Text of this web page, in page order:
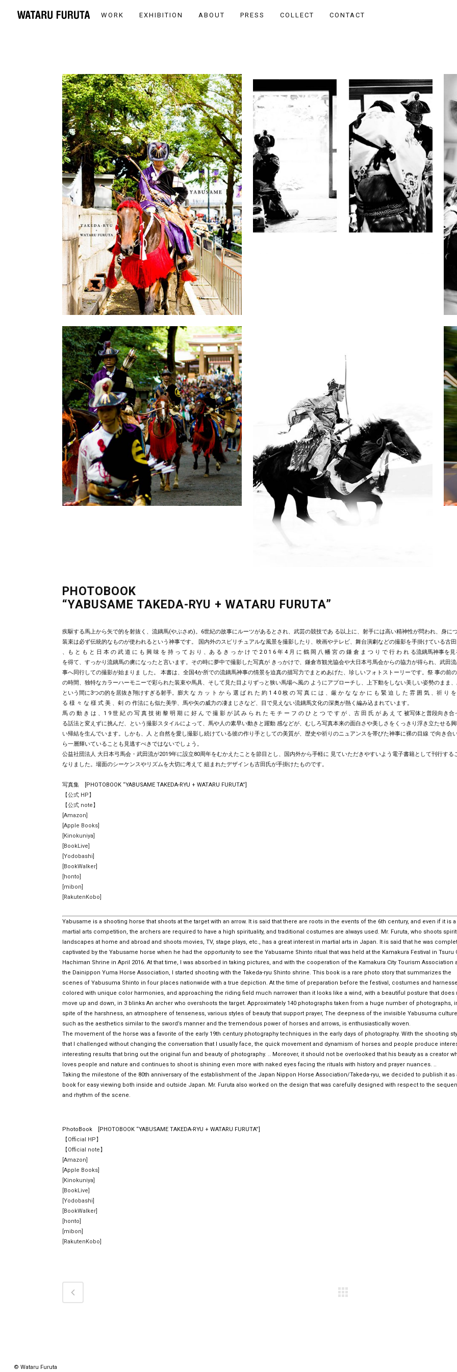
WORK EXHIBITION ABOUT PRESS COLLECT CONTACT
PHOTOBOOK
“YABUSAME TAKEDA-RYU + WATARU FURUTA”
疾駆する馬上から矢で的を射抜く、流鏑馬(やぶさめ)。6世紀の故事にルーツがあるとされ、武芸の競技であ る以上に、射手には高い精神性が問われ、身に
装束は必ず伝統的なものが使われるという神事です。 国内外のスピリチュアルな風景を撮影したり、映画やテレビ、舞台演劇などの撮影を手掛けている古
、も と も と 日 本 の 武 道 に も 興 味 を 持 っ て お り 、あ る き っ か け で 2 0 1 6 年 4 月 に 鶴 岡 八 幡 宮 の 鎌 倉 ま つ り で 行 わ れ る流鏑馬神事を見
を得て、すっかり流鏑馬の虜になったと言います。その時に夢中で撮影した写真が きっかけで、鎌倉市観光協会や大日本弓馬会からの協力が得られ、武田
事へ同行しての撮影が始まりま した。 本書は、全国4か所での流鏑馬神事の情景を迫真の描写力でまとめあげた、珍しいフォトストーリーです。祭 事の前
の時間、独特なカラーハーモニーで彩られた装束や馬具、そして見た目よりずっと狭い馬場へ風の ようにアプローチし、上下動をしない美しい姿勢のまま
という間に3つの的を居抜き翔けすぎる射手。膨大 な カ ッ ト か ら 選 ば れ た 約 1 4 0 枚 の 写 真 に は 、厳 か な な か に も 緊 迫 し た 雰 囲 気 、祈 り を
る 様 々 な 様 式 美 、剣 の 作法にも似た美学、馬や矢の威力の凄まじさなど、目で見えない流鏑馬文化の深奥が熱く編み込まれています。
馬 の 動 き は 、1 9 世 紀 の 写 真 技 術 黎 明 期 に 好 ん で 撮 影 が 試 み ら れ た モ チ ー フ の ひ と つ で す が 、古 田 氏 が あ え て 被写体と普段向き合
る話法と変えずに挑んだ、という撮影スタイルによって、馬や人の素早い動きと躍動 感などが、むしろ写真本来の面白さや美しさをくっきり浮き立たせる
い帰結を生んでいます。しかも、人 と自然を愛し撮影し続けている彼の作り手としての美質が、歴史や祈りのニュアンスを帯びた神事に裸の目線 で向き合
ら一層輝いていることも見逃すべきではないでしょう。
公益社団法人 大日本弓馬会・武田流が2019年に設立80周年をむかえたことを節目とし、国内外から手軽に 見ていただきやすいよう電子書籍として刊行する
なりました。場面のシーケンスやリズムを大切に考えて 組まれたデザインも古田氏が手掛けたものです。
写真集 [PHOTOBOOK “YABUSAME TAKEDA-RYU + WATARU FURUTA”]
【公式 HP】
【公式 note】
[Amazon]
[Apple Books]
[Kinokuniya]
[BookLive]
[Yodobashi]
[BookWalker]
[honto]
[mibon]
[RakutenKobo]
Yabusame is a shooting horse that shoots at the target with an arrow. It is said that there are roots in the events of the 6th century, and even if it is a
martial arts competition, the archers are required to have a high spirituality, and traditional costumes are always used. Mr. Furuta, who shoots
landscapes at home and abroad and shoots movies, TV, stage plays, etc., has a great interest in martial arts in Japan. It is said that he was
captivated by the Yabusame horse when he had the opportunity to see the Yabusame Shinto ritual that was held at the Kamakura Festival in Tsuru
Hachiman Shrine in April 2016. At that time, I was absorbed in taking pictures, and with the cooperation of the Kamakura City Tourism Association
the Dainippon Yuma Horse Association, I started shooting with the Takeda-ryu Shinto shrine. This book is a rare photo story that summarizes the
scenes of Yabusuma Shinto in four places nationwide with a true depiction. At the time of preparation before the festival, costumes and
colored with unique color harmonies, and approaching the riding field much narrower than it looks like a wind, with a beautiful posture that does
move up and down, in 3 blinks An archer who overshoots the target. Approximately 140 photographs taken from a huge number of photographs,
spite of the harshness, an atmosphere of tenseness, various styles of beauty that support prayer, The deepness of the invisible Yabusuma
such as the aesthetics similar to the sword’s manner and the tremendous power of horses and arrows, is enthusiastically woven.
The movement of the horse was a favorite of the early 19th century photography techniques in the early days of photography. With the shooting
that I challenged without changing the conversation that I usually face, the quick movement and dynamism of horses and people produce
interesting results that bring out the original fun and beauty of photography. .. Moreover, it should not be overlooked that his beauty as a creator
loves people and nature and continues to shoot is shining even more with naked eyes facing the rituals with history and prayer nuances. ..
Taking the milestone of the 80th anniversary of the establishment of the Japan Nippon Horse Association/Takeda-ryu, we decided to publish it as
book for easy viewing both inside and outside Japan. Mr. Furuta also worked on the design that was carefully designed with respect to the
and rhythm of the scene.
PhotoBook [PHOTOBOOK “YABUSAME TAKEDA-RYU + WATARU FURUTA”]
【Official HP】
【Official note】
[Amazon]
[Apple Books]
[Kinokuniya]
[BookLive]
[Yodobashi]
[BookWalker]
[honto]
[mibon]
[RakutenKobo]
© Wataru Furuta